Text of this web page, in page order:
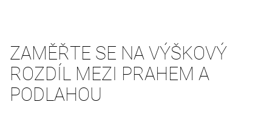
ZAMĚŘTE SE NA VÝŠKOVÝ
ROZDÍL MEZI PRAHEM A
PODLAHOU